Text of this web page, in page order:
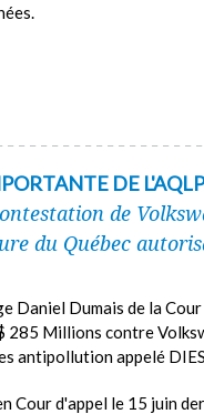
DE
de
du Québec
Daniel Dumais de la
Millions contre
antipollution appelé
Cour d'appel le 15 juin